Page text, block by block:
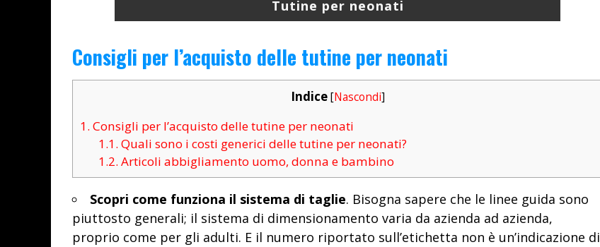
Tutine per neonati
Consigli per l’acquisto delle tutine per neonati
Indice [Nascondi]
1. Consigli per l’acquisto delle tutine per neonati
1.1. Quali sono i costi generici delle tutine per neonati?
1.2. Articoli abbigliamento uomo, donna e bambino
Scopri come funziona il sistema di taglie. Bisogna sapere che le linee guida sono
piuttosto generali; il sistema di dimensionamento varia da azienda ad azienda,
proprio come per gli adulti. E il numero riportato sull’etichetta non è un’indicazione di